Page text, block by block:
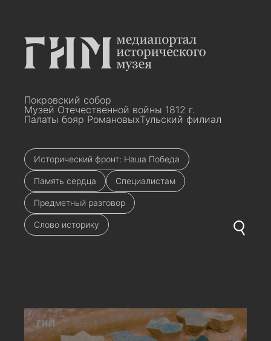
Покровский собор
Музей Отечественной войны 1812 г.
Палаты бояр РомановыхТульский филиал
Исторический фронт: Наша Победа
Память сердца Специалистам
Предметный разговор
Слово историку